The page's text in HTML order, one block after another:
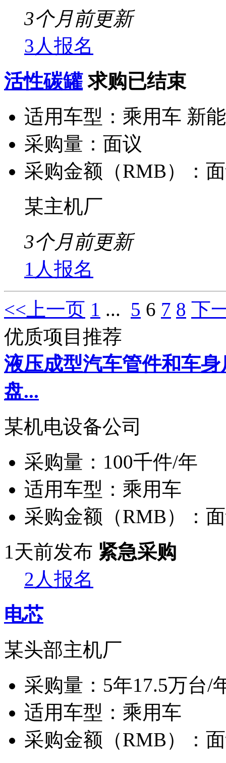
3个月前更新
3人报名
活性碳罐 求购已结束
适用车型： 乘用车 新
采购量： 面议
采购金额（RMB）：
某主机厂
3个月前更新
1人报名
<<上一页 1 ... 5 6 7 8 下
优质项目推荐
液压成型汽车管件和车
盘...
某机电设备公司
采购量： 100千件/年
适用车型： 乘用车
采购金额（RMB）：
1天前发布 紧急采购
2人报名
电芯
某头部主机厂
采购量： 5年17.5万台/
适用车型： 乘用车
采购金额（RMB）：